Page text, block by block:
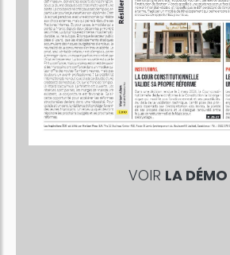
VOIR LA DÉMO